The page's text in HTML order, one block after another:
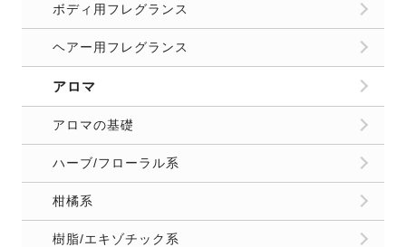
ボディ用フレグランス
ヘアー用フレグランス
アロマ
アロマの基礎
ハーブ/フローラル系
柑橘系
樹脂/エキゾチック系